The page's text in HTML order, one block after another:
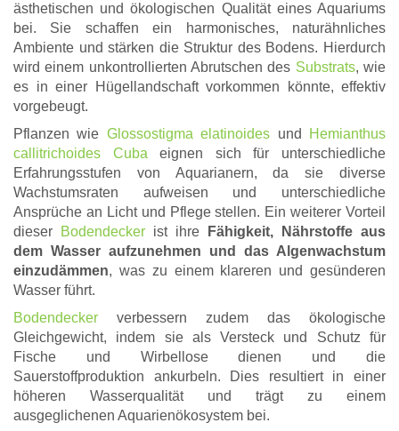
ästhetischen und ökologischen Qualität eines Aquariums
bei. Sie schaffen ein harmonisches, naturähnliches
Ambiente und stärken die Struktur des Bodens. Hierdurch
wird einem unkontrollierten Abrutschen des Substrats, wie
es in einer Hügellandschaft vorkommen könnte, effektiv
vorgebeugt.
Pflanzen wie Glossostigma elatinoides und
Hemianthus
callitrichoides Cuba eignen sich für unterschiedliche
Erfahrungsstufen von Aquarianern, da sie diverse
Wachstumsraten aufweisen und unterschiedliche
Ansprüche an Licht und Pflege stellen. Ein weiterer Vorteil
dieser
Bodendecker ist ihre
Fähigkeit, Nährstoffe aus
dem Wasser aufzunehmen und das Algenwachstum
einzudämmen, was zu einem klareren und gesünderen
Wasser führt.
Bodendecker verbessern zudem das ökologische
Gleichgewicht, indem sie als Versteck und Schutz für
Fische und Wirbellose dienen und die
Sauerstoffproduktion ankurbeln. Dies resultiert in einer
höheren Wasserqualität und trägt zu einem
ausgeglichenen Aquarienökosystem bei.